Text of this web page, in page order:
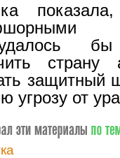
удалось
страну
защитный
угрозу от